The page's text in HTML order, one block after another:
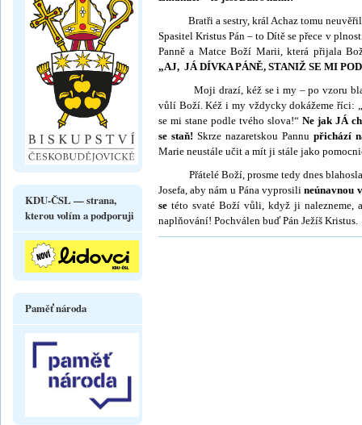
Bratři a sestry, král Achaz tomu neuvěřil.
Spasitel Kristus Pán – to Dítě se přece v
Panně a Matce Boží Marii, která přijala
„AJ, JÁ DÍVKA PÁNĚ, STANIŽ SE MI
Moji drazí, kéž se i my – po vzoru
vůlí Boží. Kéž i my vždycky dokážeme říci:
se mi stane podle tvého slova!“Ne jak JÁ
se staň! Skrze nazaretskou Pannupřichází
Marie neustále učit a mít ji stále jako
Přátelé Boží, prosme tedy dnes
Josefa, aby nám u Pána vyprosilineú­navnou
se této svaté Boží vůli, když ji nalezneme,
naplňování! Pochválen buď Pán Ježíš Kristus.
KDU-ČSL — strana,
kterou volím a podporuji
Paměť národa